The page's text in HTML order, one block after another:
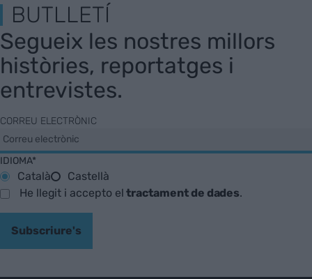
BUTLLETÍ
Segueix les nostres millors
històries, reportatges i
entrevistes.
CORREU ELECTRÒNIC
IDIOMA*
Català
Castellà
He llegit i accepto eltractament de dades.
Subscriure's